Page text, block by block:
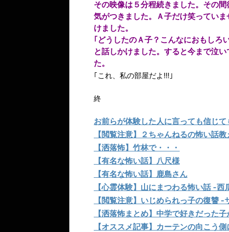
その映像は５分程続きました。その
気がつきました。Ａ子だけ笑ってい
けました。
｢どうしたのＡ子？こんなにおもしろ
と話しかけました。すると今まで泣
た。
｢これ、私の部屋だよ!!!｣
終
お前らが体験した人に言っても信じ
【閲覧注意】２ちゃんねるの怖い話教
【洒落怖】竹林で・・・
【有名な怖い話】八尺様
【有名な怖い話】鹿島さん
【心霊体験】山にまつわる怖い話 -西
【閲覧注意】いじめられっ子の復讐
【洒落怖まとめ】中学で好きだった
【オススメ記事】カーテンの向こう